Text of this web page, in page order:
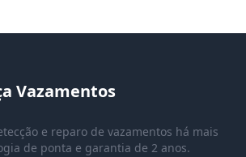
Vazamentos
e reparo de vazamentos há mais
de ponta e garantia de 2 anos.